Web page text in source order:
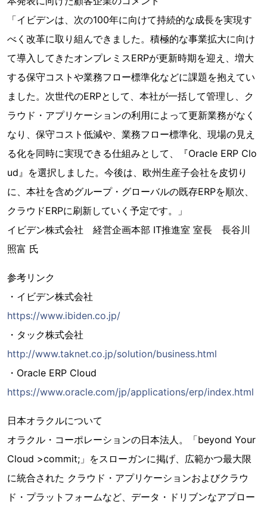
「イビデンは、次の100年に向けて持続的な成長を実現す
べく改革に取り組んできました。積極的な事業拡大に向け
て導入してきたオンプレミスERPが更新時期を迎え、増大
する保守コストや業務フロー標準化などに課題を抱えてい
ました。次世代のERPとして、本社が一括して管理し、ク
ラウド・アプリケーションの利用によって更新業務がなく
なり、保守コスト低減や、業務フロー標準化、現場の見え
る化を同時に実現できる仕組みとして、『Oracle ERP Clo
ud』を選択しました。今後は、欧州生産子会社を皮切り
に、本社を含めグループ・グローバルの既存ERPを順次、
クラウドERPに刷新していく予定です。」
イビデン株式会社 経営企画本部 IT推進室 室長 長谷川
照富 氏
参考リンク
・イビデン株式会社
https://www.ibiden.co.jp/
・タック株式会社
http://www.taknet.co.jp/solution/business.html
・Oracle ERP Cloud
https://www.oracle.com/jp/applications/erp/index.html
日本オラクルについて
オラクル・コーポレーションの日本法人。「beyond Your
Cloud >commit;」をスローガンに掲げ、広範かつ最大限
に統合された クラウド・アプリケーションおよびクラウ
ド・プラットフォームなど、データ・ドリブンなアプロー